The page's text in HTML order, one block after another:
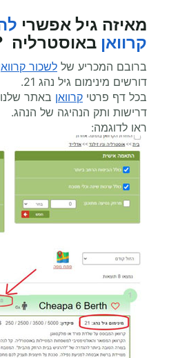
מאיזה גיל אפשרי
קרוואן באוסטרליה
ברובם המכריע של לשכור
דורשים מינימום גיל נהג 21.
בכל דף פרטי קרוואן באתר
דרישות ותק הנהיגה של הנהג.
ראו לדוגמה: